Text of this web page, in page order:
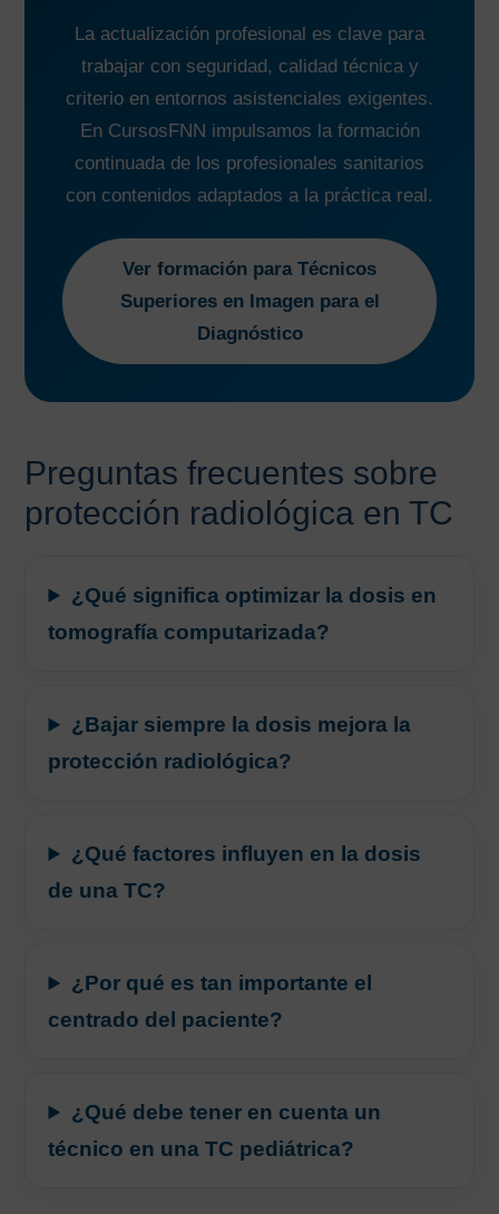
La actualización profesional es clave para
trabajar con seguridad, calidad técnica y
criterio en entornos asistenciales exigentes.
En CursosFNN impulsamos la formación
continuada de los profesionales sanitarios
con contenidos adaptados a la práctica real.
Ver formación para Técnicos
Superiores en Imagen para el
Diagnóstico
Preguntas frecuentes sobre
protección radiológica en TC
¿Qué significa optimizar la dosis en
tomografía computarizada?
¿Bajar siempre la dosis mejora la
protección radiológica?
¿Qué factores influyen en la dosis
de una TC?
¿Por qué es tan importante el
centrado del paciente?
¿Qué debe tener en cuenta un
técnico en una TC pediátrica?
AVISO LEGAL|POLÍTICA DE PRIVACIDAD|COOKIES
CONDICIONES DE CONTRATACIÓN